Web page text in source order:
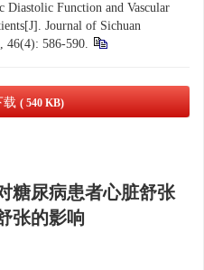
Diastolic Function and Vascular
Journal of Sichuan
46(4): 586-590.
载 ( 540 KB)
糖尿病患者心脏舒张
张的影响